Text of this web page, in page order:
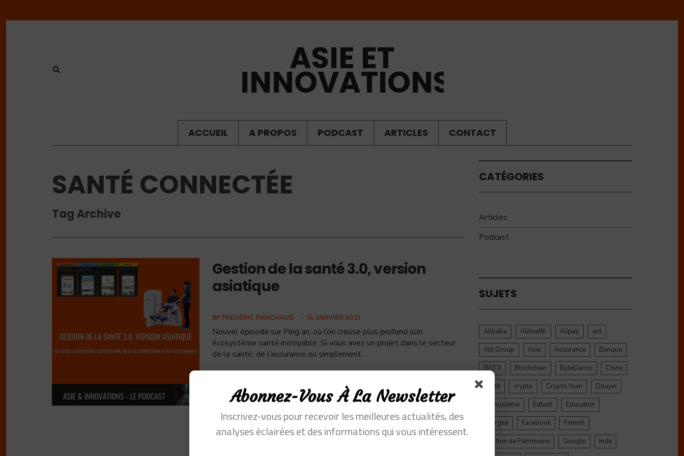
ASIE ET
INNOVATIONS
ACCUEIL A PROPOS PODCAST ARTICLES CONTACT
SANTÉ CONNECTÉE
Tag Archive
Gestion de la santé 3.0, version
asiatique
BY FREDERIC PANCHAUD • 14 JANVIER 2021
Nouvel épisode sur Ping an, où l’on creuse plus profond son
écosystème santé incroyable. Si vous avez un projet dans le secteur
de la santé, de l’assurance ou simplement...
CATÉGORIES
Articles
Podcast
SUJETS
Alibaba Alihealth Alipay
ant
Ant Group
Asie Assurance
Banque
BATX
Blockchain ByteDance
Chine
credit
crypto Crypto Yuan
Douyin
Ecosystème
Edtech
Education
Epargne
Facebook
Fintech
Gestion de Patrimoine
Google
Inde
Abonnez-Vous À La Newsletter
Inscrivez-vous pour recevoir les meilleures actualités, des
analyses éclairées et des informations qui vous intéressent.